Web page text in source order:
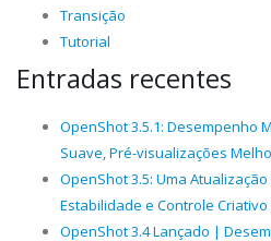
Transição
Tutorial
Entradas recentes
OpenShot 3.5.1: Desempenho
Suave, Pré-visualizações
OpenShot 3.5: Uma
Estabilidade e Controle Criativo
OpenShot 3.4 Lançado |